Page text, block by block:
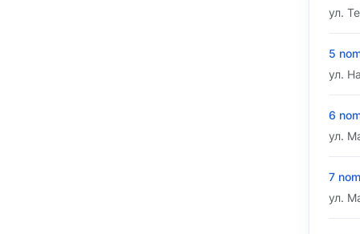
ул.
5
ул.
6
ул.
7
ул.